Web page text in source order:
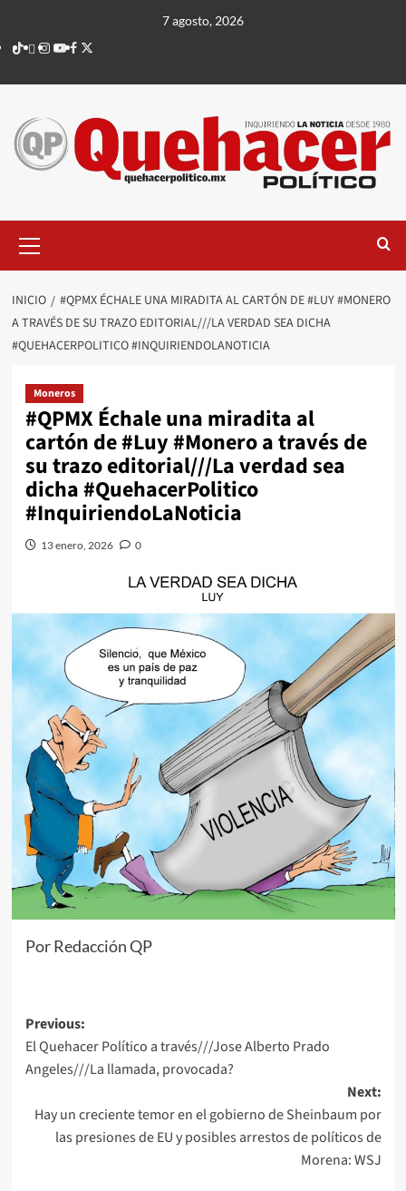
contenido
7 agosto, 2026
TikTok
threads
Instagram
Youtube
Facebook
X
principal
INICIO
#QPMX ÉCHALE UNA MIRADITA AL CARTÓN DE #LUY #MONERO
A TRAVÉS DE SU TRAZO EDITORIAL///LA VERDAD SEA DICHA
#QUEHACERPOLITICO #INQUIRIENDOLANOTICIA
Moneros
#QPMX Échale una miradita al
cartón de #Luy #Monero a través de
su trazo editorial///La verdad sea
dicha #QuehacerPolitico
#InquiriendoLaNoticia
13 enero, 2026 0
Por Redacción QP
Post
navigation
Previous:
El Quehacer Político a través///Jose Alberto Prado
Angeles///La llamada, provocada?
Next:
Hay un creciente temor en el gobierno de Sheinbaum por
las presiones de EU y posibles arrestos de políticos de
Morena: WSJ